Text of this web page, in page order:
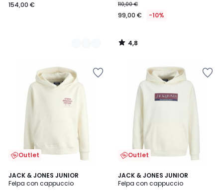
154,00 € 110,00 €
99,00 € -10%
4,8
/
Outlet
JACK & JONES JUNIOR
Felpa con cappuccio
Outlet
JACK & JONES JUNIOR
Felpa con cappuccio